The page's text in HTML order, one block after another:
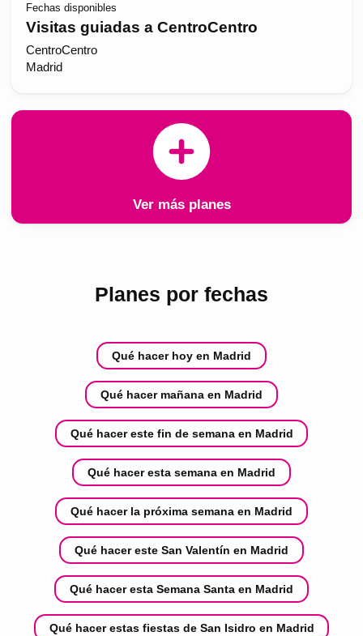
Fechas disponibles
Visitas guiadas a CentroCentro
CentroCentro
Madrid
Ver más planes
Planes por fechas
Qué hacer hoy en Madrid
Qué hacer mañana en Madrid
Qué hacer este fin de semana en Madrid
Qué hacer esta semana en Madrid
Qué hacer la próxima semana en Madrid
Qué hacer este San Valentín en Madrid
Qué hacer esta Semana Santa en Madrid
Qué hacer estas fiestas de San Isidro en Madrid